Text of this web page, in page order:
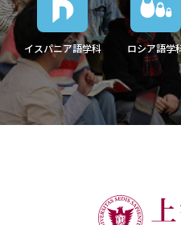
イスパニア語学科 ロシア語学